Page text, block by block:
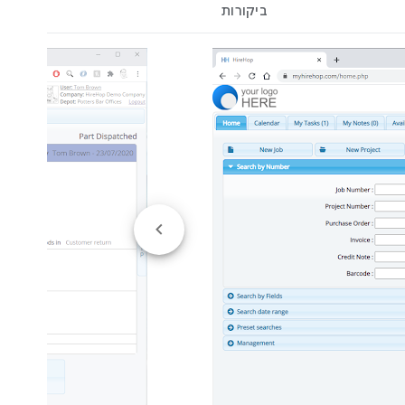
ביקורות